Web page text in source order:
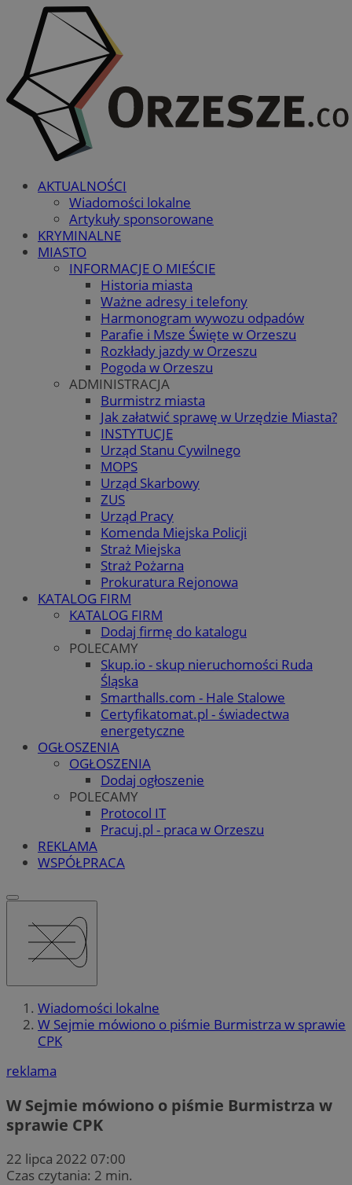
AKTUALNOŚCI
Wiadomości lokalne
Artykuły sponsorowane
KRYMINALNE
MIASTO
INFORMACJE O MIEŚCIE
Historia miasta
Ważne adresy i telefony
Harmonogram wywozu odpadów
Parafie i Msze Święte w Orzeszu
Rozkłady jazdy w Orzeszu
Pogoda w Orzeszu
ADMINISTRACJA
Burmistrz miasta
Jak załatwić sprawę w Urzędzie Miasta?
INSTYTUCJE
Urząd Stanu Cywilnego
MOPS
Urząd Skarbowy
ZUS
Urząd Pracy
Komenda Miejska Policji
Straż Miejska
Straż Pożarna
Prokuratura Rejonowa
KATALOG FIRM
KATALOG FIRM
Dodaj firmę do katalogu
POLECAMY
Skup.io - skup nieruchomości Ruda
Śląska
Smarthalls.com - Hale Stalowe
Certyfikatomat.pl - świadectwa
energetyczne
OGŁOSZENIA
OGŁOSZENIA
Dodaj ogłoszenie
POLECAMY
Protocol IT
Pracuj.pl - praca w Orzeszu
REKLAMA
WSPÓŁPRACA
Wiadomości lokalne
W Sejmie mówiono o piśmie Burmistrza w sprawie
CPK
reklama
W Sejmie mówiono o piśmie Burmistrza w
sprawie CPK
22 lipca 2022 07:00
Czas czytania: 2 min.